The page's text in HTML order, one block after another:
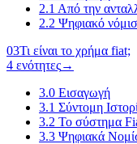
2.1 Από την
2.2 Ψηφιακό
03Τι είναι το χρήμα fiat;
4 ενότητες→
3.0 Εισαγωγή
3.1 Σύντομη
3.2 Το σύστημα
3.3 Ψηφιακά